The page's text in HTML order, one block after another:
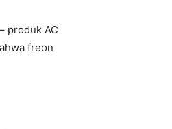
produk AC
freon